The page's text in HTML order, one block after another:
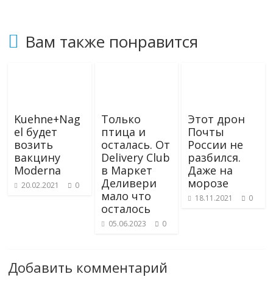
Вам также понравится
Kuehne+Nag
el будет
возить
вакцину
Moderna
20.02.2021 0
Только
птица и
осталась. От
Delivery Club
в Маркет
Деливери
мало что
осталось
05.06.2023 0
Этот дрон
Почты
России не
разбился.
Даже на
морозе
18.11.2021 0
Добавить комментарий